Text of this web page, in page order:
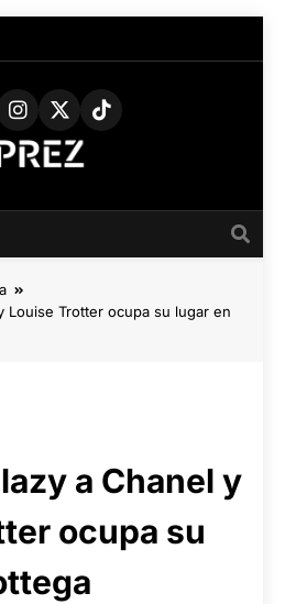
PREZ
MAGAZINE
Cultural
Louise Trotter ocupa su lugar en
a Chanel y
ocupa su